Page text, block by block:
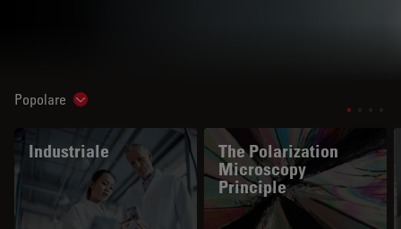
Popolare Show subnavigation
Industriale
The Polarization
Microscopy
Principle